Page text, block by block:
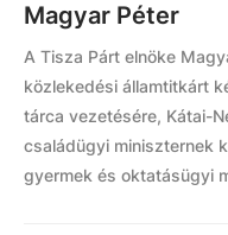
Magyar Péter
A Tisza Párt elnöke
közlekedési államtitkárt
tárca vezetésére, Kátai-
családügyi miniszternek
gyermek és oktatásügyi